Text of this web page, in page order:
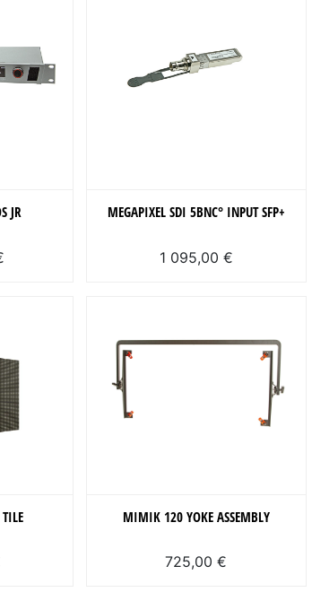
JR MEGAPIXEL SDI 5BNC° INPUT SFP+
1 095,00 €
MIMIK 120 YOKE ASSEMBLY
725,00 €